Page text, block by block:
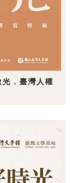
．臺灣人權